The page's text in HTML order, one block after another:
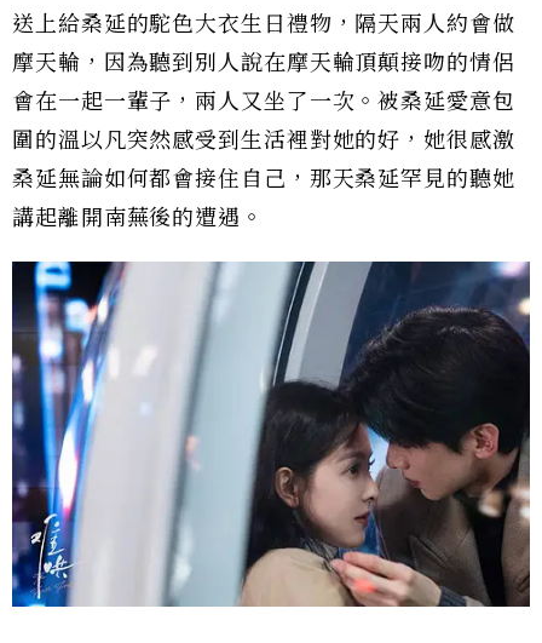
送上給桑延的駝色大衣生日禮物，隔天兩人約會做
摩天輪，因為聽到別人說在摩天輪頂顛接吻的情侶
會在一起一輩子，兩人又坐了一次。被桑延愛意包
圍的溫以凡突然感受到生活裡對她的好，她很感激
桑延無論如何都會接住自己，那天桑延罕見的聽她
講起離開南蕪後的遭遇。